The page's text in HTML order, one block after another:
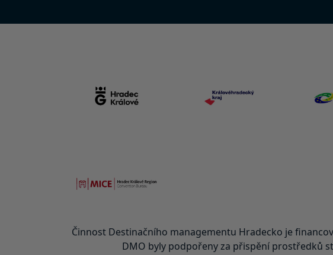
Činnost Destinačního managementu Hradecko je
DMO byly podpořeny za přispění prostředků